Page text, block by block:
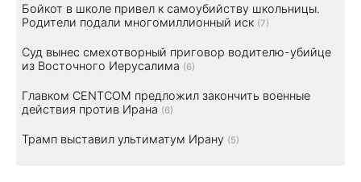
Бойкот в школе привел к самоубийству школьницы.
Родители подали многомиллионный иск (7)
Суд вынес смехотворный приговор водителю-убийце
из Восточного Иерусалима (6)
Главком CENTCOM предложил закончить военные
действия против Ирана (6)
Трамп выставил ультиматум Ирану (5)